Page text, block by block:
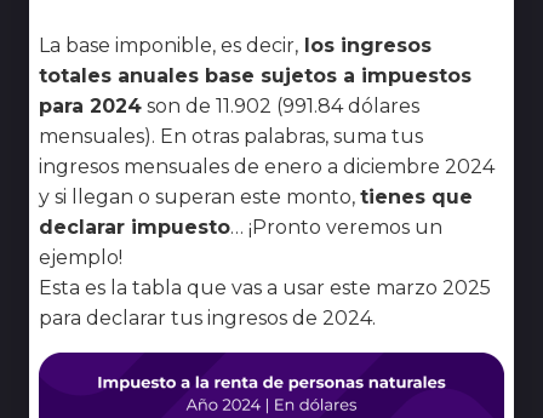
La base imponible, es decir, los ingresos
totales anuales base sujetos a impuestos
para 2024 son de 11.902 (991.84 dólares
mensuales). En otras palabras, suma tus
ingresos mensuales de enero a diciembre 2024
y si llegan o superan este monto, tienes que
declarar impuesto… ¡Pronto veremos un
ejemplo!
Esta es la tabla que vas a usar este marzo 2025
para declarar tus ingresos de 2024.